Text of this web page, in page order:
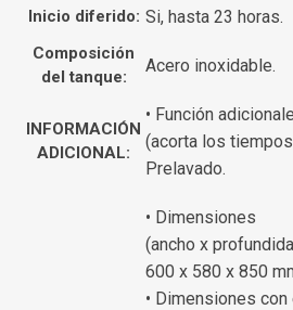
Inicio diferido: Si, hasta 23 horas.
Composición
del tanque:
Acero inoxidable.
INFORMACIÓN
ADICIONAL:
• Función
(acorta los
Prelavado.
• Dimensiones
(ancho x
600 x 580 x 850
• Dimensiones con